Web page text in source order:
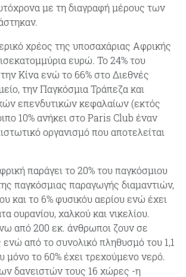
με τη διαγραφή μέρους των
χρέος της υποσαχάριας Αφρικής
ευρώ. Το 24% του
Κίνα ενώ το 66% στο Διεθνές
την Παγκόσμια Τράπεζα και
επενδυτικών κεφαλαίων (εκτός
10% ανήκει στο Paris Club έναν
οργανισμό που αποτελείται
παράγει το 20% του παγκόσμιου
παγκόσμιας παραγωγής διαμαντιών,
και το 6% φυσικόυ αερίου ενώ έχει
ουρανίου, χαλκού και νικελίου.
από 200 εκ. άνθρωποι ζουν σε
από το συνολικό πληθυσμό του 1,1
μόνο το 60% έχει τρεχούμενο νερό.
δανειστών τους 16 χώρες -η